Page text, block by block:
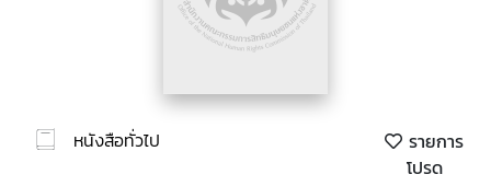
หนังสือทั่วไป
รายการ
โปรด